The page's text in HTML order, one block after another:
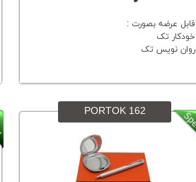
قابل عرضه بصورت :
خودکار تک
روان نویس تک
PORTOK 162